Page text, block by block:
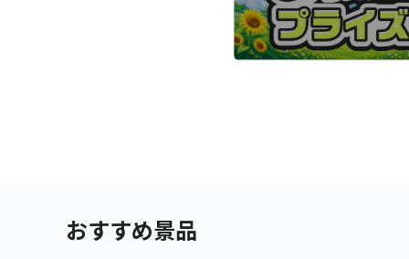
おすすめ景品